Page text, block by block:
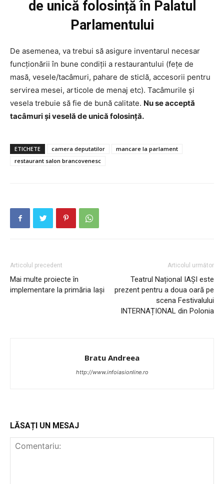
Utile
Publică gratuit anunțul tău!
Emisiuni
Prelucrarea datelor cu caracter personal
de unică folosință în Palatul
Parlamentului
De asemenea, va trebui să asigure inventarul necesar
funcționării în bune condiții a restaurantului (fețe de
masă, vesele/tacâmuri, pahare de sticlă, accesorii pentru
servirea mesei, articole de menaj etc). Tacâmurile și
vesela trebuie să fie de bună calitate. Nu se acceptă
tacâmuri și veselă de unică folosință.
ETICHETE camera deputatilor
mancare la parlament
restaurant salon brancovenesc
Articolul precedent
Mai multe proiecte în
implementare la primăria Iași
Articolul următor
Teatrul Național IAȘI este
prezent pentru a doua oară pe
scena Festivalului
INTERNAȚIONAL din Polonia
Bratu Andreea
http://www.infoiasionline.ro
LĂSAȚI UN MESAJ